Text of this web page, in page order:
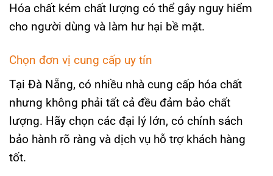
Hóa chất kém chất lượng có thể gây nguy hiểm
cho người dùng và làm hư hại bề mặt.
Chọn đơn vị cung cấp uy tín
Tại Đà Nẵng, có nhiều nhà cung cấp hóa chất
nhưng không phải tất cả đều đảm bảo chất
lượng. Hãy chọn các đại lý lớn, có chính sách
bảo hành rõ ràng và dịch vụ hỗ trợ khách hàng
tốt.